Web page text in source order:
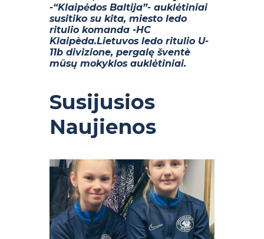
-“Klaipėdos Baltija”- auklėtiniai
susitiko su kita, miesto ledo
ritulio komanda -HC
Klaipèda.Lietuvos ledo ritulio U-
11b divizione, pergalę šventè
mūsų mokyklos auklėtiniai.
Susijusios
Naujienos